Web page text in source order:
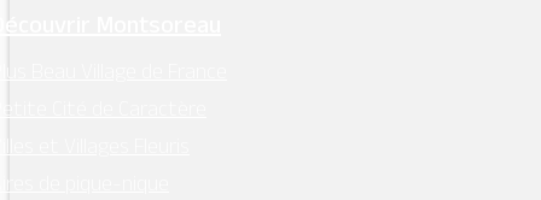
Montsoreau
Beau Village de France
Cité de Caractère
et Villages Fleuris
de pique-nique